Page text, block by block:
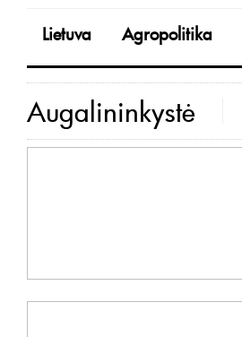
Lietuva Agropolitika
Augalininkystė